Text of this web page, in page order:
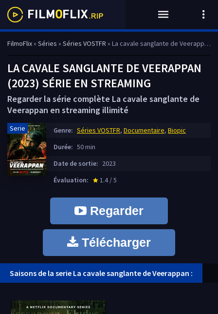
FilmoFlix» Séries » Séries VOSTFR » La cavale sanglante de Veerappan
LA CAVALE SANGLANTE DE VEERAPPAN
(2023) SÉRIE EN STREAMING
Regarder la série complète La cavale sanglante de
Veerappan en streaming illimité
Serie Genre: Séries VOSTFR, Documentaire, Biopic
Durée: 50 min
Date de sortie: 2023
Évaluation:
star_rate
1.4 / 5
Regarder
Télécharger
Saisons de la serie La cavale sanglante de Veerappan :